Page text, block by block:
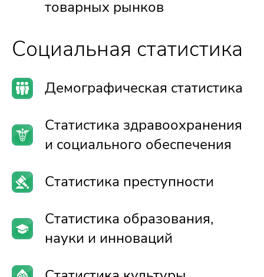
товарных рынков
Социальная статистика
Демографическая статистика
Статистика здравоохранения
и социального обеспечения
Статистика преступности
Статистика образования,
науки и инноваций